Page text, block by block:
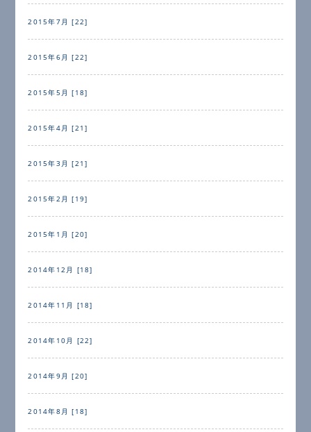
2015年7月 [22]
2015年6月 [22]
2015年5月 [18]
2015年4月 [21]
2015年3月 [21]
2015年2月 [19]
2015年1月 [20]
2014年12月 [18]
2014年11月 [18]
2014年10月 [22]
2014年9月 [20]
2014年8月 [18]